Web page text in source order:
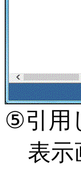
⑤引用
表示